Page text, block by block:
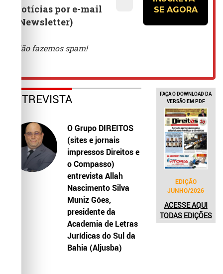
ENTREVISTA
O Grupo DIREITOS
(sites e jornais
impressos Direitos e
o Compasso)
entrevista Allah
Nascimento Silva
Muniz Góes,
presidente da
Academia de Letras
Jurídicas do Sul da
Bahia (Aljusba)
FAÇA O DOWNLOAD DA
VERSÃO EM PDF
EDIÇÃO
JUNHO/2026
ACESSE AQUI
TODAS EDIÇÕES